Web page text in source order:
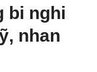
bi nghi
nhan